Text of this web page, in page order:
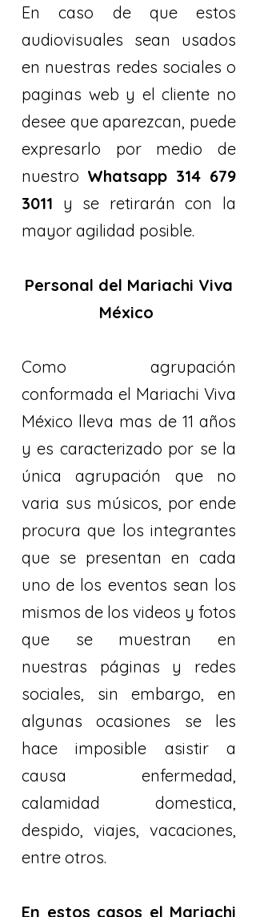
En caso de que estos
audiovisuales sean usados
en nuestras redes sociales o
paginas web y el cliente no
desee que aparezcan, puede
expresarlo por medio de
nuestro Whatsapp 314 679
3011 y se retirarán con la
mayor agilidad posible.
Personal del Mariachi Viva
México
Como agrupación
conformada el Mariachi Viva
México lleva mas de 11 años
y es caracterizado por se la
única agrupación que no
varia sus músicos, por ende
procura que los integrantes
que se presentan en cada
uno de los eventos sean los
mismos de los videos y fotos
que se muestran en
nuestras páginas y redes
sociales, sin embargo, en
algunas ocasiones se les
hace imposible asistir a
causa enfermedad,
calamidad domestica,
despido, viajes, vacaciones,
entre otros.
En estos casos el Mariachi